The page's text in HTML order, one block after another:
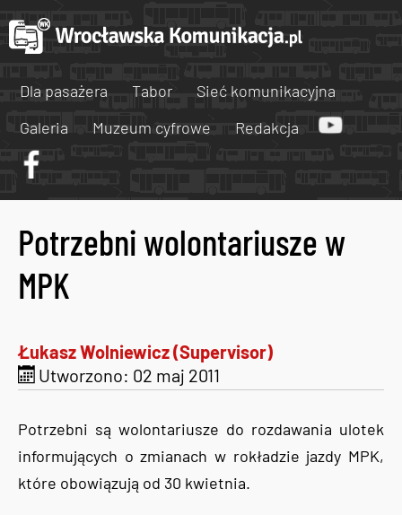
Dla pasażera Tabor
Sieć komunikacyjna
Galeria
Muzeum cyfrowe Redakcja
Potrzebni wolontariusze w
MPK
Łukasz Wolniewicz (Supervisor)
Utworzono: 02 maj 2011
Potrzebni są wolontariusze do rozdawania ulotek
informujących o zmianach w rokładzie jazdy MPK,
które obowiązują od 30 kwietnia.